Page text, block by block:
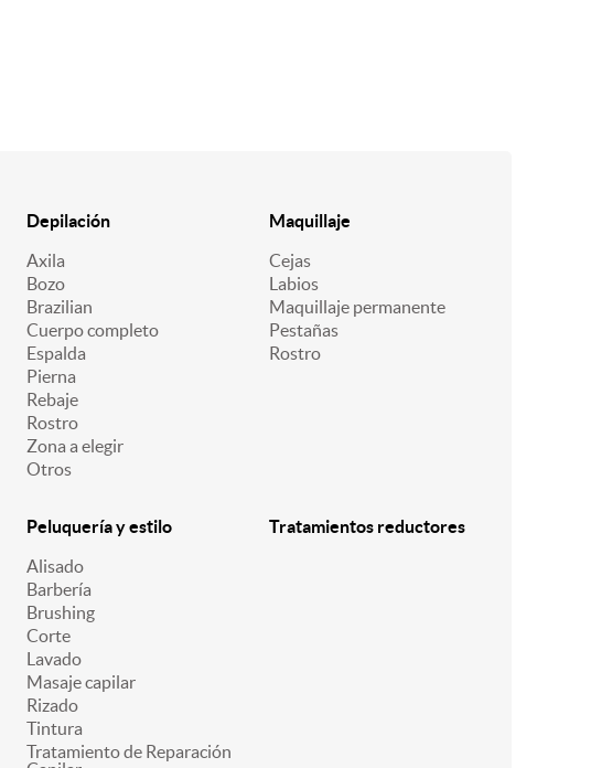
Depilación
Axila
Bozo
Brazilian
Cuerpo completo
Espalda
Pierna
Rebaje
Rostro
Zona a elegir
Otros
Maquillaje
Cejas
Labios
Maquillaje permanente
Pestañas
Rostro
Peluquería y estilo
Alisado
Barbería
Brushing
Corte
Lavado
Masaje capilar
Rizado
Tintura
Tratamiento de Reparación
Tratamientos reductores